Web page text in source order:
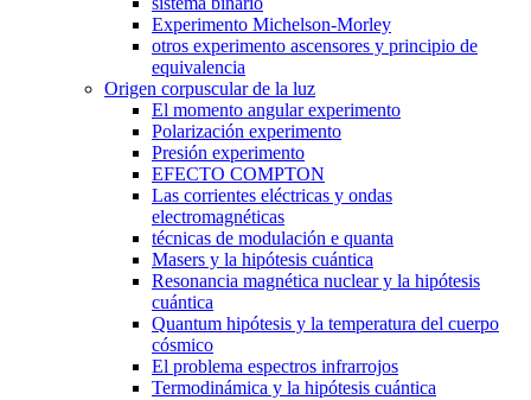
Experimento Michelson-Morley
otros experimento ascensores y principio de
equivalencia
Origen corpuscular de la luz
El momento angular experimento
Polarización experimento
Presión experimento
EFECTO COMPTON
Las corrientes eléctricas y ondas
electromagnéticas
técnicas de modulación e quanta
Masers y la hipótesis cuántica
Resonancia magnética nuclear y la hipótesis
cuántica
Quantum hipótesis y la temperatura del cuerpo
cósmico
El problema espectros infrarrojos
Termodinámica y la hipótesis cuántica